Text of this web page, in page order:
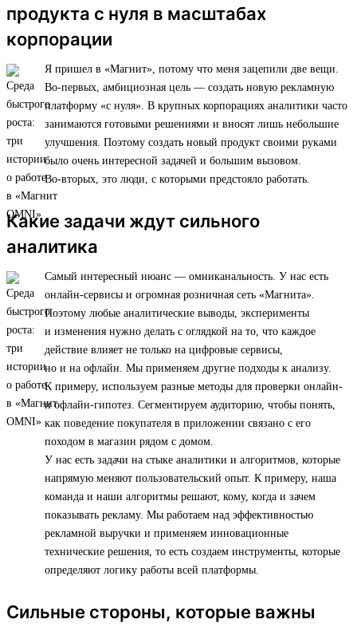
продукта с нуля в масштабах
корпорации
Я пришел в «Магнит», потому что меня зацепили две вещи.
Во-первых, амбициозная цель — создать новую рекламную
платформу «с нуля». В крупных корпорациях аналитики часто
занимаются готовыми решениями и вносят лишь небольшие
улучшения. Поэтому создать новый продукт своими руками
было очень интересной задачей и большим вызовом.
Во-вторых, это люди, с которыми предстояло работать.
Какие задачи ждут сильного
аналитика
Самый интересный нюанс — омниканальность. У нас есть
онлайн-сервисы и огромная розничная сеть «Магнита».
Поэтому любые аналитические выводы, эксперименты
и изменения нужно делать с оглядкой на то, что каждое
действие влияет не только на цифровые сервисы,
но и на офлайн. Мы применяем другие подходы к анализу.
К примеру, используем разные методы для проверки онлайн-
и офлайн-гипотез. Сегментируем аудиторию, чтобы понять,
как поведение покупателя в приложении связано с его
походом в магазин рядом с домом.
У нас есть задачи на стыке аналитики и алгоритмов, которые
напрямую меняют пользовательский опыт. К примеру, наша
команда и наши алгоритмы решают, кому, когда и зачем
показывать рекламу. Мы работаем над эффективностью
рекламной выручки и применяем инновационные
технические решения, то есть создаем инструменты, которые
определяют логику работы всей платформы.
Сильные стороны, которые важны